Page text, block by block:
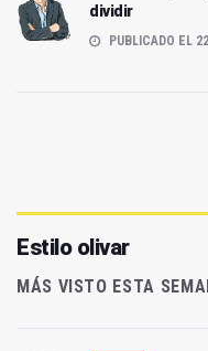
dividir
PUBLICADO EL
Estilo olivar
MÁS VISTO ESTA